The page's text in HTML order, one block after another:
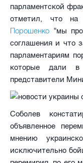
парламентской
отметил, что на
Порошенко "мы
соглашения и что
парламентариям
которые дали
представители
Соболев
объявленное
мнению
исключительно